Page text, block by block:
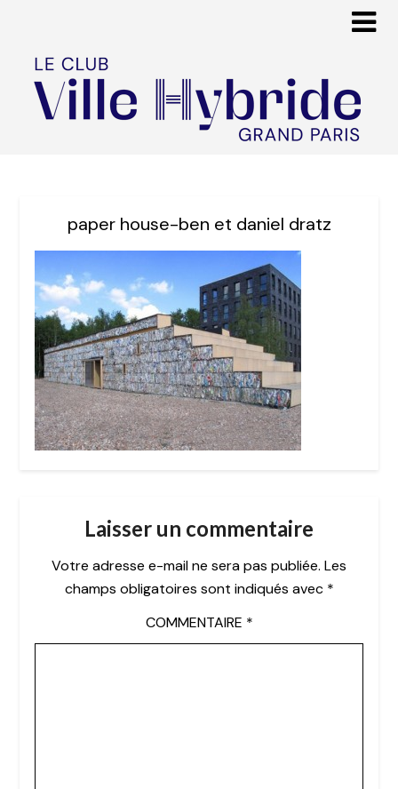
paper house-ben et daniel dratz
Laisser un commentaire
Votre adresse e-mail ne sera pas publiée. Les
champs obligatoires sont indiqués avec *
COMMENTAIRE *